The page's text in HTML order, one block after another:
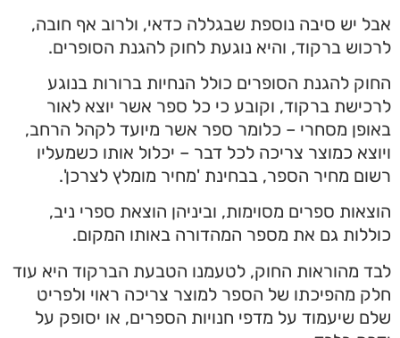
אבל יש סיבה נוספת שבגללה כדאי, ולרוב אף חובה,
לרכוש ברקוד, והיא נוגעת לחוק להגנת הסופרים.
החוק להגנת הסופרים כולל הנחיות ברורות בנוגע
לרכישת ברקוד, וקובע כי כל ספר אשר יוצא לאור
באופן מסחרי – כלומר ספר אשר מיועד לקהל הרחב,
ויוצא כמוצר צריכה לכל דבר – יכלול אותו כשמעליו
רשום מחיר הספר, בבחינת 'מחיר מומלץ לצרכן'.
הוצאות ספרים מסוימות, וביניהן הוצאת ספרי ניב,
כוללות גם את מספר המהדורה באותו המקום.
לבד מהוראות החוק, לטעמנו הטבעת הברקוד היא עוד
חלק מהפיכתו של הספר למוצר צריכה ראוי ולפריט
שלם שיעמוד על מדפי חנויות הספרים, או יסופק על